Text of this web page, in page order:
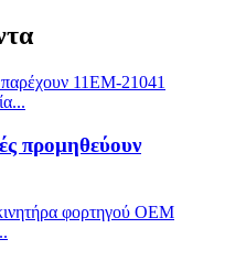
προμηθεύουν